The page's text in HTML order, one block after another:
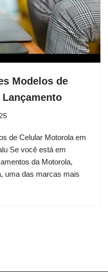
Modelos de
de Celular Motorola em
Se você está em
da Motorola,
uma das marcas mais